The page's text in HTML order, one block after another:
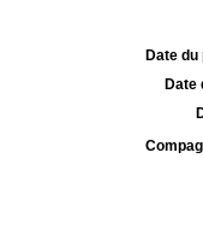
Date
Date